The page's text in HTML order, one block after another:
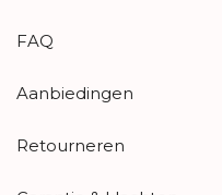
FAQ
Aanbiedingen
Retourneren